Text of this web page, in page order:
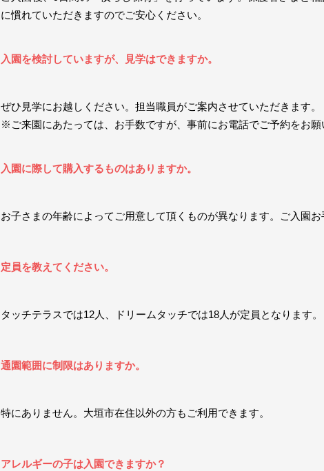
に慣れていただきますのでご安心ください。
入園を検討していますが、見学はできますか。
ぜひ見学にお越しください。担当職員がご案内させていただきます。
※ご来園にあたっては、お手数ですが、事前にお電話でご予約をお願
入園に際して購入するものはありますか。
お子さまの年齢によってご用意して頂くものが異なります。ご入園
定員を教えてください。
タッチテラスでは12人、ドリームタッチでは18人が定員となります。
通園範囲に制限はありますか。
特にありません。 大垣市在住以外の方もご利用できます。
アレルギーの子は入園できますか？